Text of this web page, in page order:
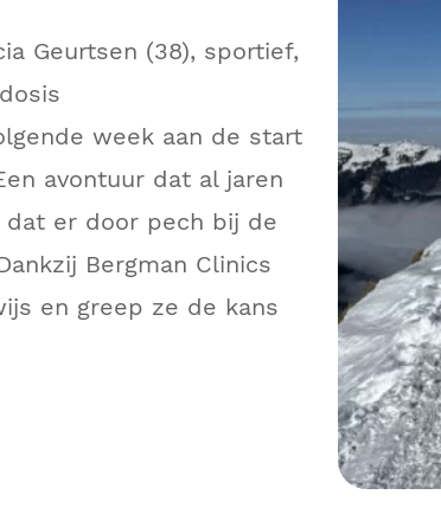
Geurtsen (38), sportief,
week aan de start
avontuur dat al jaren
er door pech bij de
Bergman Clinics
en greep ze de kans